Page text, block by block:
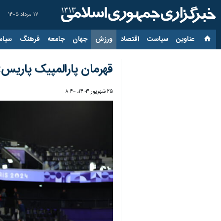
۱۷ مرداد ۱۴۰۵
عناوین‌ سیاست اقتصاد ورزش جهان جامعه فرهنگ
قهرمان پارالمپیک
۲۵ شهریور ۱۴۰۳، ۸:۴۰